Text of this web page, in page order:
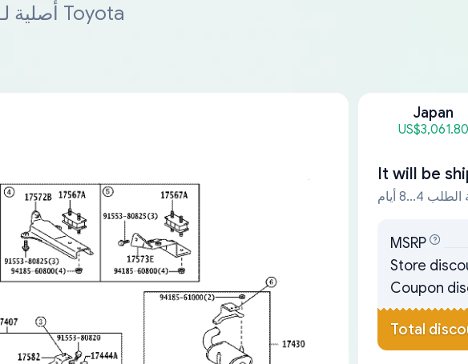
شحن سريع لجميع أنحاء العالم. قطعة OEM أصلية لـ Toyota
Japan
US$3,061.80
It will be
4...8 أيام
MSRP
Store
Coupon
Total